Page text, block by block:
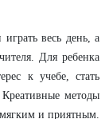
весь день, а
Для ребенка
к учебе, стать
методы
мягким и приятным.